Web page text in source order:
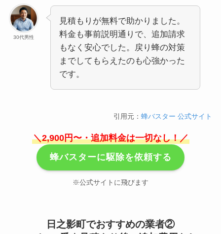
30代男性
見積もりが無料で助かりました。
料金も事前説明通りで、追加請求
もなく安心でした。戻り蜂の対策
までしてもらえたのも心強かった
です。
引用元：蜂バスター 公式サイト
＼2,900円〜・追加料金は一切なし！／
蜂バスターに駆除を依頼する
※公式サイトに飛びます
日之影町でおすすめの業者②